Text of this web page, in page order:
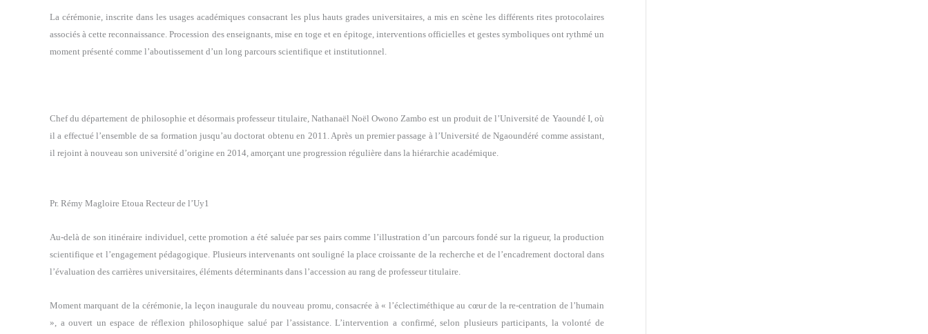
La cérémonie, inscrite dans les usages académiques consacrant les plus hauts grades universitaires, a mis en scène les différents rites protocolaires
associés à cette reconnaissance. Procession des enseignants, mise en toge et en épitoge, interventions officielles et gestes symboliques ont rythmé un
moment présenté comme l’aboutissement d’un long parcours scientifique et institutionnel.
Chef du département de philosophie et désormais professeur titulaire, Nathanaël Noël Owono Zambo est un produit de l’Université de Yaoundé I, où
il a effectué l’ensemble de sa formation jusqu’au doctorat obtenu en 2011. Après un premier passage à l’Université de Ngaoundéré comme assistant,
il rejoint à nouveau son université d’origine en 2014, amorçant une progression régulière dans la hiérarchie académique.
Pr. Rémy Magloire Etoua Recteur de l’Uy1
Au-delà de son itinéraire individuel, cette promotion a été saluée par ses pairs comme l’illustration d’un parcours fondé sur la rigueur, la production
scientifique et l’engagement pédagogique. Plusieurs intervenants ont souligné la place croissante de la recherche et de l’encadrement doctoral dans
l’évaluation des carrières universitaires, éléments déterminants dans l’accession au rang de professeur titulaire.
Moment marquant de la cérémonie, la leçon inaugurale du nouveau promu, consacrée à « l’éclectiméthique au cœur de la re-centration de l’humain
», a ouvert un espace de réflexion philosophique salué par l’assistance. L’intervention a confirmé, selon plusieurs participants, la volonté de